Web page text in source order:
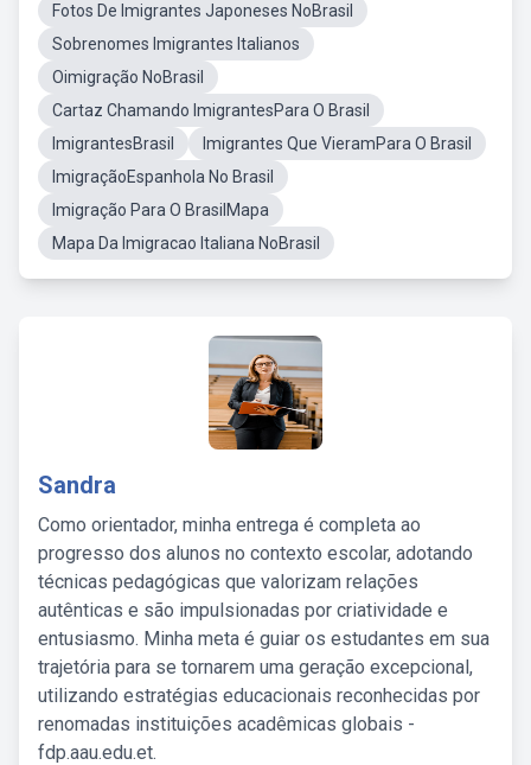
Fotos De Imigrantes Japoneses NoBrasil
Sobrenomes Imigrantes Italianos
Oimigração NoBrasil
Cartaz Chamando ImigrantesPara O Brasil
ImigrantesBrasil
Imigrantes Que VieramPara O Brasil
ImigraçãoEspanhola No Brasil
Imigração Para O BrasilMapa
Mapa Da Imigracao Italiana NoBrasil
Sandra
Como orientador, minha entrega é completa ao
progresso dos alunos no contexto escolar, adotando
técnicas pedagógicas que valorizam relações
autênticas e são impulsionadas por criatividade e
entusiasmo. Minha meta é guiar os estudantes em sua
trajetória para se tornarem uma geração excepcional,
utilizando estratégias educacionais reconhecidas por
renomadas instituições acadêmicas globais -
fdp.aau.edu.et.